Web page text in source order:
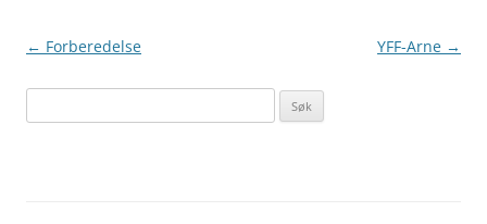
Innleggsnavigasjon
← Forberedelse YFF-Arne →
ø